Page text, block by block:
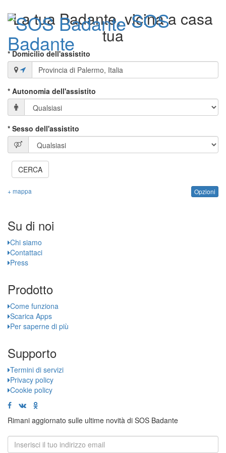
SOS
Badante
La tua Badante, vicina a casa
tua
* Domicilio dell'assistito
* Autonomia dell'assistito
* Sesso dell'assistito
CERCA
Opzioni
+ mappa
Su di noi
Chi siamo
Contattaci
Press
Prodotto
Come funziona
Scarica Apps
Per saperne di più
Supporto
Termini di servizi
Privacy policy
Cookie policy
Rimani aggiornato sulle ultime novità di SOS Badante